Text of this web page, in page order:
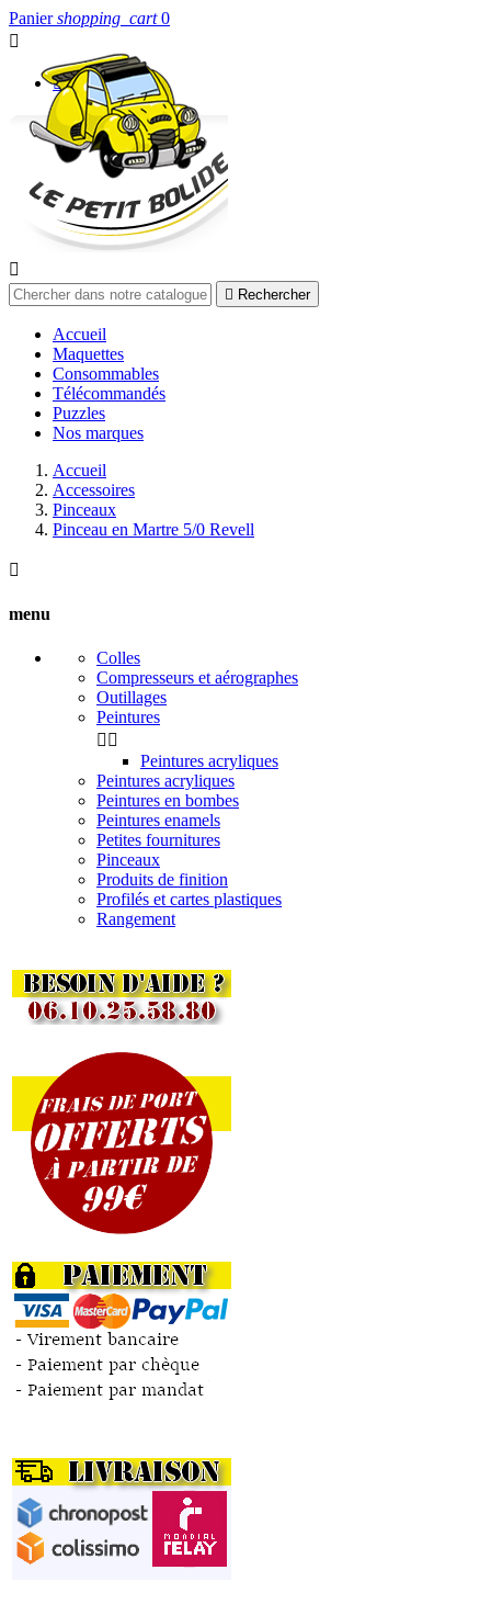
Panier shopping_cart 0

 Connexion

 Rechercher
Accueil
Maquettes
Consommables
Télécommandés
Puzzles
Nos marques
Accueil
Accessoires
Pinceaux
Pinceau en Martre 5/0 Revell

menu
Colles
Compresseurs et aérographes
Outillages
Peintures
 
Peintures acryliques
Peintures acryliques
Peintures en bombes
Peintures enamels
Petites fournitures
Pinceaux
Produits de finition
Profilés et cartes plastiques
Rangement